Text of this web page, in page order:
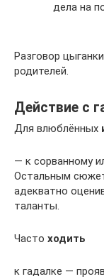
дела на
Разговор
родителей.
Действие с
Для влюблённых
— к сорванному
Остальным
адекватно
таланты.
Часто ходить
к гадалке —